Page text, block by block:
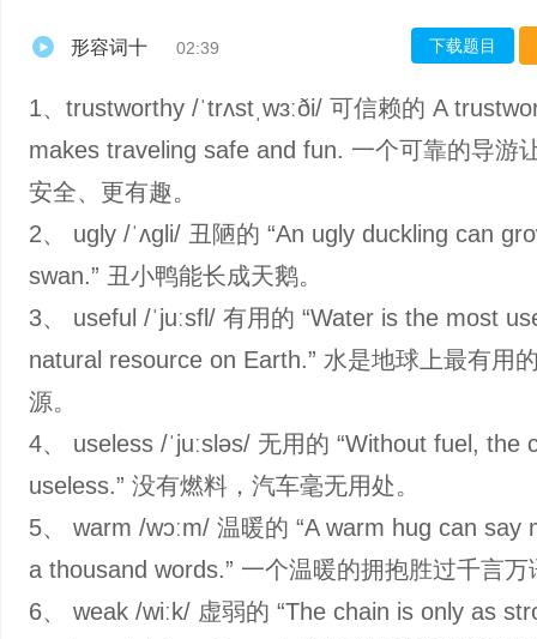
形容词十 02:39 下载题目
1、trustworthy /ˈtrʌstˌwɜːði/ 可信赖的 A
makes traveling safe and fun. 一个可靠的导游
安全、更有趣。
2、 ugly /ˈʌɡli/ 丑陋的 “An ugly duckling can
swan.” 丑小鸭能长成天鹅。
3、 useful /ˈjuːsfl/ 有用的 “Water is the most
natural resource on Earth.” 水是地球上最有用
源。
4、 useless /ˈjuːsləs/ 无用的 “Without fuel, the
useless.” 没有燃料，汽车毫无用处。
5、 warm /wɔːm/ 温暖的 “A warm hug can say
a thousand words.” 一个温暖的拥抱胜过千言万
6、 weak /wiːk/ 虚弱的 “The chain is only as